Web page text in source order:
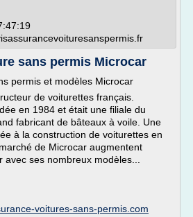
sans permis Microcar
permis et modèles Microcar
de voiturettes français.
en 1984 et était une filiale du
fabricant de bâteaux à voile. Une
à la construction de voiturettes en
de Microcar augmentent
ses nombreux modèles...
voitures-sans-permis.com